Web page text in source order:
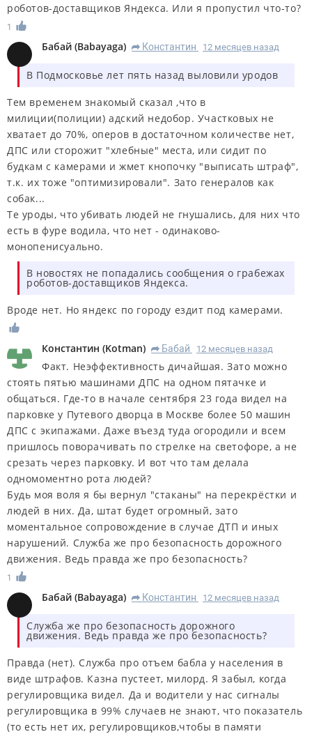
роботов-доставщиков Яндекса. Или я пропустил что-то?
1
Бабай (Babayaga) R Константин 12 месяцев назад
В Подмосковье лет пять назад выловили уродов
Тем временем знакомый сказал ,что в
милиции(полиции) адский недобор. Участковых не
хватает до 70%, оперов в достаточном количестве нет,
ДПС или сторожит "хлебные" места, или сидит по
будкам с камерами и жмет кнопочку "выписать штраф",
т.к. их тоже "оптимизировали". Зато генералов как
собак...
Те уроды, что убивать людей не гнушались, для них что
есть в фуре водила, что нет - одинаково-
монопенисуально.
В новостях не попадались сообщения о грабежах
роботов-доставщиков Яндекса.
Вроде нет. Но яндекс по городу ездит под камерами.
Константин (Kotman) R Бабай 12 месяцев назад
Факт. Неэффективность дичайшая. Зато можно
стоять пятью машинами ДПС на одном пятачке и
общаться. Где-то в начале сентября 23 года видел на
парковке у Путевого дворца в Москве более 50 машин
ДПС с экипажами. Даже въезд туда огородили и всем
пришлось поворачивать по стрелке на светофоре, а не
срезать через парковку. И вот что там делала
одномоментно рота людей?
Будь моя воля я бы вернул "стаканы" на перекрёстки и
людей в них. Да, штат будет огромный, зато
моментальное сопровождение в случае ДТП и иных
нарушений. Служба же про безопасность дорожного
движения. Ведь правда же про безопасность?
1
Бабай (Babayaga) R Константин 12 месяцев назад
Служба же про безопасность дорожного
движения. Ведь правда же про безопасность?
Правда (нет). Служба про отъем бабла у населения в
виде штрафов. Казна пустеет, милорд. Я забыл, когда
регулировщика видел. Да и водители у нас сигналы
регулировщика в 99% случаев не знают, что показатель
(то есть нет их, регулировщиков,чтобы в памяти